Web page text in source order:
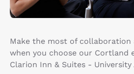
Make the most of collaboration
when you choose our Cortland
Clarion Inn & Suites - University